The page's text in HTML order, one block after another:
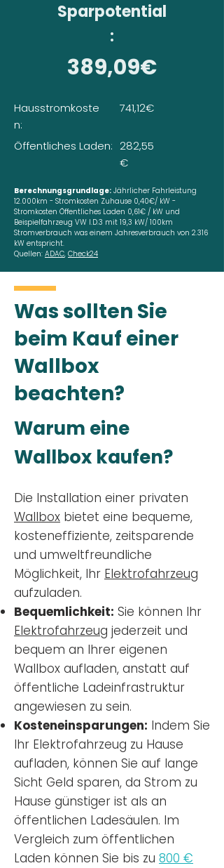
Sparpotential
:
389,09€
Hausstromkoste
n:
Öffentliches Laden:
741,12€
282,55
€
Berechnungsgrundlage: Jährlicher Fahrleistung
12.000km - Stromkosten Zuhause 0,40€/ kW -
Stromkosten Öffentliches Laden 0,61€ / kW und
Beispielfahrzeug VW I.D.3 mit 19,3 kW/ 100km
Stromverbrauch was einem Jahresverbrauch von 2.316
kW entspricht.
Quellen: ADAC, Check24
Was sollten Sie
beim Kauf einer
Wallbox
beachten?
Warum eine
Wallbox kaufen?
Die Installation einer privaten
Wallbox bietet eine bequeme,
kosteneffiziente, zeitsparende
und umweltfreundliche
Möglichkeit, Ihr Elektrofahrzeug
aufzuladen.
Bequemlichkeit: Sie können Ihr
Elektrofahrzeug jederzeit und
bequem an Ihrer eigenen
Wallbox aufladen, anstatt auf
öffentliche Ladeinfrastruktur
angewiesen zu sein.
Kosteneinsparungen: Indem Sie
Ihr Elektrofahrzeug zu Hause
aufladen, können Sie auf lange
Sicht Geld sparen, da Strom zu
Hause günstiger ist als an
öffentlichen Ladesäulen. Im
Vergleich zum öffentlichen
Laden können Sie bis zu 800 €